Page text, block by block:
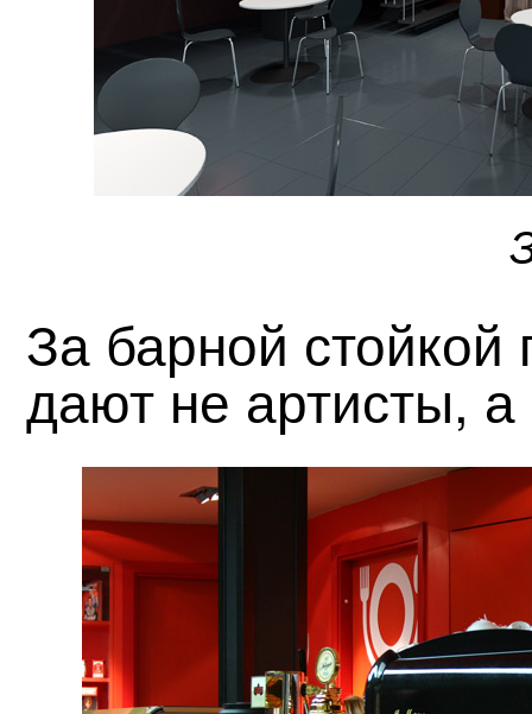
За барной стойкой
дают не артисты,